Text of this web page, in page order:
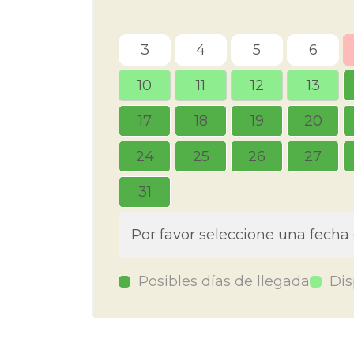
3 4 5 6
10 11 12 13
17 18 19 20
24 25 26 27
31
Por favor seleccione una fecha
Posibles días de llegada